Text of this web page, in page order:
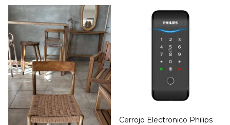
Cerrojo Electronico Philips